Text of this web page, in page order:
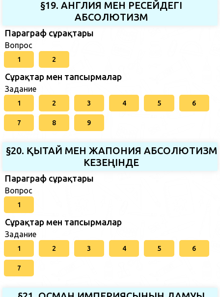
§19. АНГЛИЯ МЕН РЕСЕЙДЕГІ
АБСОЛЮТИЗМ
Параграф сұрақтары
Вопрос
1 2
Сұрақтар мен тапсырмалар
Задание
1 2 3 4 5 6
7 8 9
§20. ҚЫТАЙ МЕН ЖАПОНИЯ АБСОЛЮТИЗМ
КЕЗЕҢІНДЕ
Параграф сұрақтары
Вопрос
1
Сұрақтар мен тапсырмалар
Задание
1 2 3 4 5 6
7